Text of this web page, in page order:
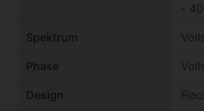
-
Spektrum
Phase
Design